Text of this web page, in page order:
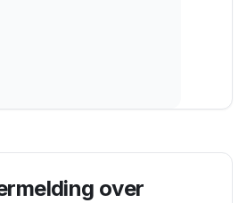
over